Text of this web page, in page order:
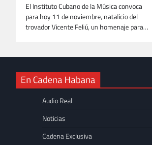
El Instituto Cubano de la Música convoca
para hoy 11 de noviembre, natalicio del
trovador Vicente Feliú, un homenaje para…
En Cadena Habana
Audio Real
Noticias
Cadena Exclusiva